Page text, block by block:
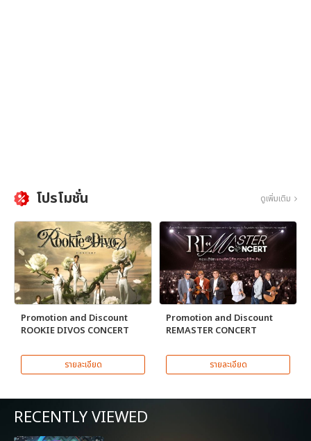
โปรโมชั่น ดูเพิ่มเติม
Promotion and Discount
ROOKIE DIVOS CONCERT
รายละเอียด
Promotion and Discount
REMASTER CONCERT
รายละเอียด
RECENTLY VIEWED